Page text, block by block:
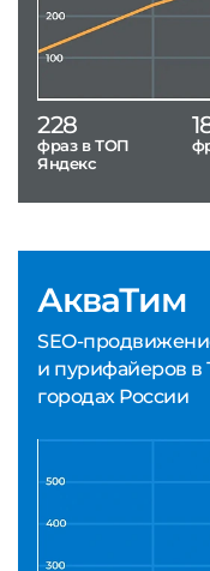
АкваТим
SEO-
и пурифайеров в
городах России
228
фраз в ТОП
Яндекс